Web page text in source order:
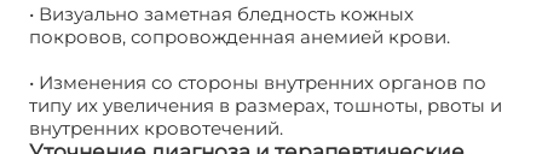
• Визуально заметная бледность кожных
покровов, сопровожденная анемией крови.
• Изменения со стороны внутренних органов по
типу их увеличения в размерах, тошноты, рвоты и
внутренних кровотечений.